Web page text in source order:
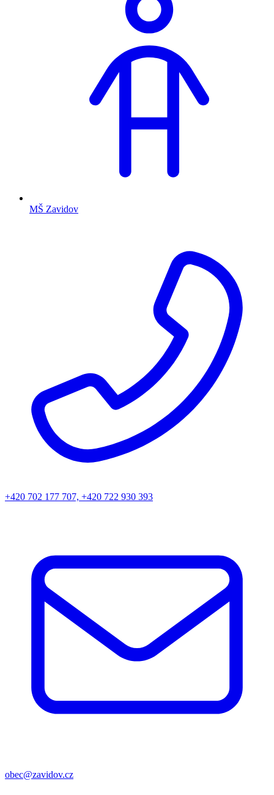
MŠ Zavidov
+420 702 177 707, +420 722 930 393
obec@zavidov.cz